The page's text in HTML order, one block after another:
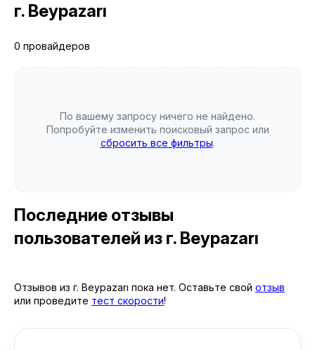
г. Beypazarı
0 провайдеров
По вашему запросу ничего не найдено.
Попробуйте изменить поисковый запрос или
сбросить все фильтры.
Последние отзывы
пользователей из г. Beypazarı
Отзывов из г. Beypazarı пока нет. Оставьте свой отзыв
или проведите тест скорости!